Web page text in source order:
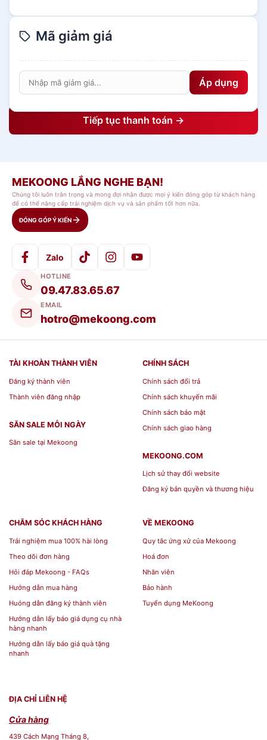
Mã giảm giá
Áp dụng
Tiếp tục thanh toán →
MEKOONG LẮNG NGHE BẠN!
Chúng tôi luôn trân trọng và mong đợi nhận được mọi ý kiến đóng góp từ khách hàng
để có thể nâng cấp trải nghiệm dịch vụ và sản phẩm tốt hơn nữa.
ĐÓNG GÓP Ý KIẾN
Zalo
HOTLINE
09.47.83.65.67
EMAIL
hotro@mekoong.com
TÀI KHOÀN THÀNH VIÊN
Đăng ký thành viên
Thành viên đăng nhập
SĂN SALE MỖI NGÀY
Săn sale tại Mekoong
CHÍNH SÁCH
Chính sách đổi trả
Chính sách khuyến mãi
Chính sách bảo mật
Chính sách giao hàng
MEKOONG.COM
Lịch sử thay đổi website
Đăng ký bản quyền và thương hiệu
CHĂM SÓC KHÁCH HÀNG
Trải nghiệm mua 100% hài lòng
Theo dõi đơn hàng
Hỏi đáp Mekoong - FAQs
Hướng dẫn mua hàng
Huóng dẫn đăng ký thành viên
Hướng dẫn lấy báo giá dụng cụ nhà
hàng nhanh
Hướng dẫn lấy báo giá quà tặng
nhanh
VỀ MEKOONG
Quy tắc ứng xử của Mekoong
Hoá đơn
Nhân viên
Bảo hành
Tuyển dụng MeKoong
ĐỊA CHỈ LIÊN HỆ
Cửa hàng
439 Cách Mạng Tháng 8,